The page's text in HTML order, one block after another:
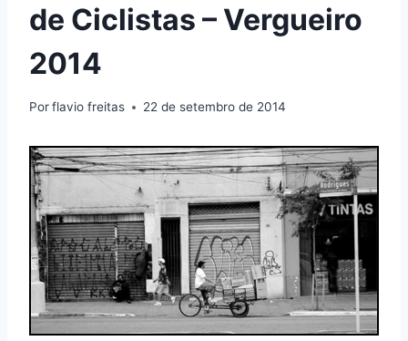
de Ciclistas – Vergueiro
2014
Porflavio freitas 22 de setembro de 2014